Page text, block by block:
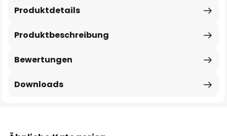
Produktbeschreibung
Produktdetails
Bewertungen
Downloads